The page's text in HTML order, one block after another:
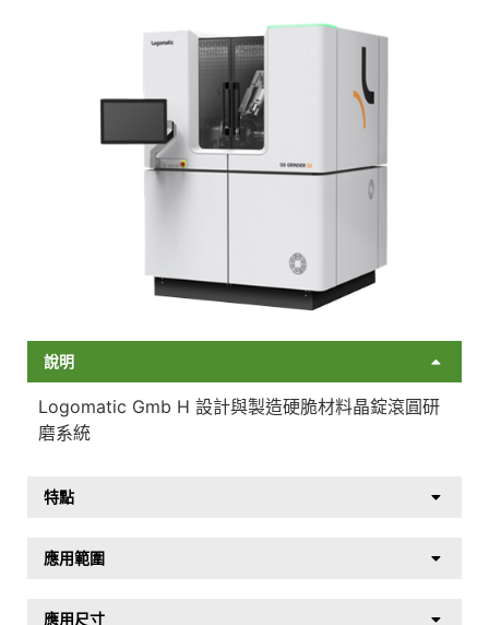
說明
Logomatic Gmb H 設計與製造硬脆材料晶錠滾圓研
磨系統
特點
應用範圍
應用尺寸